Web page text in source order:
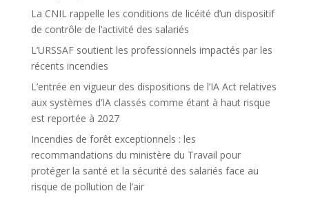
La CNIL rappelle les conditions de licéité d’un dispositif
de contrôle de l’activité des salariés
L’URSSAF soutient les professionnels impactés par les
récents incendies
L’entrée en vigueur des dispositions de l’IA Act relatives
aux systèmes d’IA classés comme étant à haut risque
est reportée à 2027
Incendies de forêt exceptionnels : les
recommandations du ministère du Travail pour
protéger la santé et la sécurité des salariés face au
risque de pollution de l’air